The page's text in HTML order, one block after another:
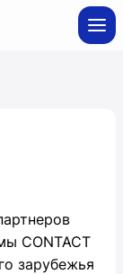
CONTACT
зарубежья